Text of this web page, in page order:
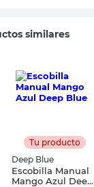
similares
Tu producto
Deep Blue
Escobilla Manual
Mango Azul Deep